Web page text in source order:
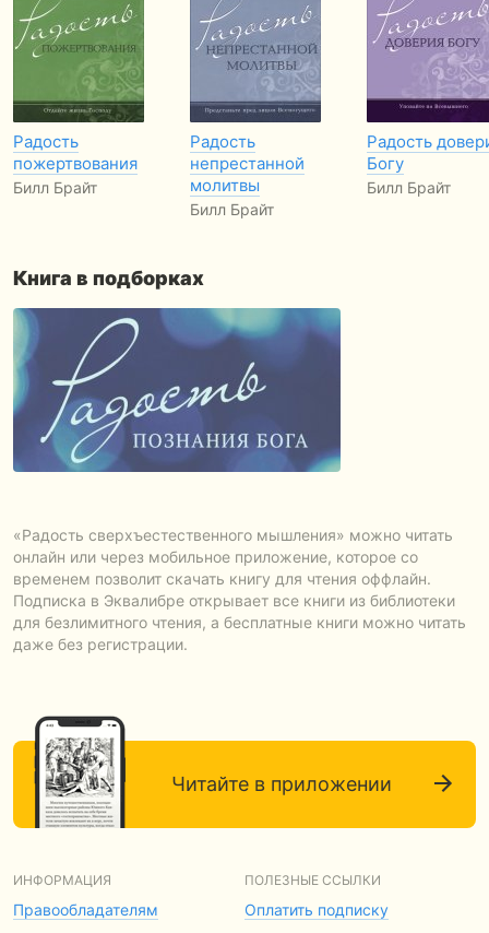
Радость
пожертвования
Билл Брайт
Радость
непрестанной
молитвы
Билл Брайт
Радость
Богу
Билл Брайт
Книга в подборках
«Радость сверхъестественного мышления» можно читать
онлайн или через мобильное приложение, которое со
временем позволит скачать книгу для чтения оффлайн.
Подписка в Эквалибре открывает все книги из библиотеки
для безлимитного чтения, а бесплатные книги можно читать
даже без регистрации.
Читайте в приложении
ИНФОРМАЦИЯ
Правообладателям
ПОЛЕЗНЫЕ ССЫЛКИ
Оплатить подписку